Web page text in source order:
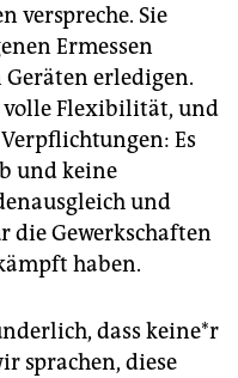
verspreche. Sie
Ermessen
erledigen.
volle Flexibilität, und
Es
und keine
und
die Gewerkschaften
haben.
dass kei­ne*r
sprachen, diese